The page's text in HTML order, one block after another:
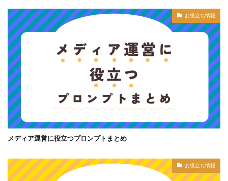
お役立ち情報
メディア運営に役立つプロンプトまとめ
お役立ち情報